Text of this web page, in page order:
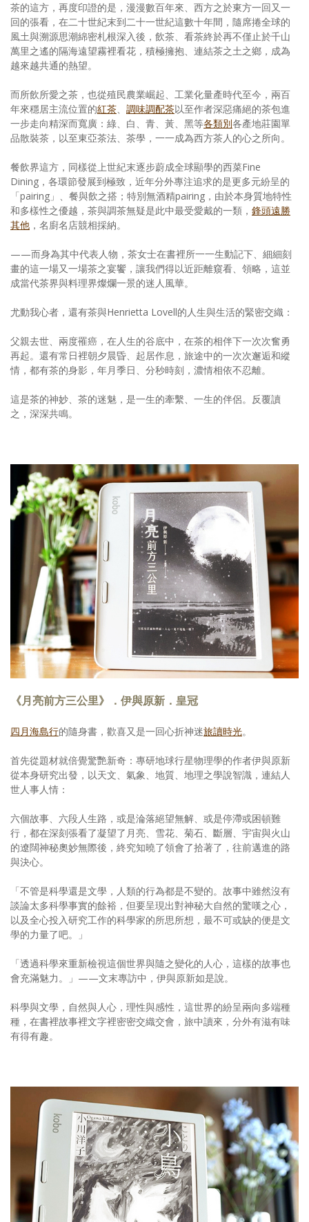
茶的這方，再度印證的是，漫漫數百年來、西方之於東方一回又一
回的張看，在二十世紀末到二十一世紀這數十年間，隨席捲全球的
風土與溯源思潮綿密札根深入後，飲茶、看茶終於再不僅止於千山
萬里之遙的隔海遠望霧裡看花，積極擁抱、連結茶之土之鄉，成為
越來越共通的熱望。
而所飲所愛之茶，也從殖民農業崛起、工業化量產時代至今，兩百
年來穩居主流位置的紅茶、 調味調配茶以至作者深惡痛絕的茶包進
一步走向精深而寬廣：綠、白、青、黃、黑等各類別各產地莊園單
品散裝茶，以至東亞茶法、茶學，一一成為西方茶人的心之所向。
餐飲界這方，同樣從上世紀末逐步蔚成全球顯學的西菜Fine
Dining，各環節發展到極致，近年分外專注追求的是更多元紛呈的
「pairing」、餐與飲之搭；特別無酒精pairing，由於本身質地特性
和多樣性之優越，茶與調茶無疑是此中最受愛戴的一類， 鋒頭遠勝
其他 ，名廚名店競相採納。
——而身為其中代表人物，茶女士在書裡所一一生動記下、細細刻
畫的這一場又一場茶之宴饗，讓我們得以近距離窺看、領略，這並
成當代茶界與料理界燦爛一景的迷人風華。
尤動我心者，還有茶與Henrietta Lovell的人生與生活的緊密交織：
父親去世、兩度罹癌，在人生的谷底中，在茶的相伴下一次次奮勇
再起。還有常日裡朝夕晨昏、起居作息，旅途中的一次次邂逅和縱
情，都有茶的身影，年月季日、分秒時刻，濃情相依不忍離。
這是茶的神妙、茶的迷魅，是一生的牽繫、一生的伴侶。反覆讀
之，深深共鳴。
《月亮前方三公里》．伊與原新．皇冠
四月海島行的隨身書，歡喜又是一回心折神迷旅讀時光。
首先從題材就倍覺驚艷新奇：專研地球行星物理學的作者伊與原新
從本身研究出發，以天文、氣象、地質、地理之學說智識，連結人
世人事人情：
六個故事、六段人生路，或是淪落絕望無解、或是停滯或困頓難
行，都在深刻張看了凝望了月亮、雪花、菊石、斷層、宇宙與火山
的遼闊神秘奧妙無際後，終究知曉了領會了拾著了，往前邁進的路
與決心。
「不管是科學還是文學，人類的行為都是不變的。故事中雖然沒有
談論太多科學事實的餘裕，但要呈現出對神秘大自然的驚嘆之心，
以及全心投入研究工作的科學家的所思所想，最不可或缺的便是文
學的力量了吧。」
「透過科學來重新檢視這個世界與隨之變化的人心，這樣的故事也
會充滿魅力。」——文末專訪中，伊與原新如是說。
科學與文學，自然與人心，理性與感性，這世界的紛呈兩向多端種
種，在書裡故事裡文字裡密密交織交會，旅中讀來，分外有滋有味
有得有趣。